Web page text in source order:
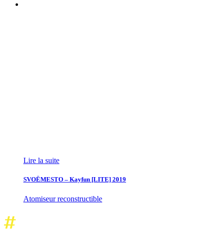
Lire la suite
SVOËMESTO – Kayfun [LITE] 2019
Atomiseur reconstructible